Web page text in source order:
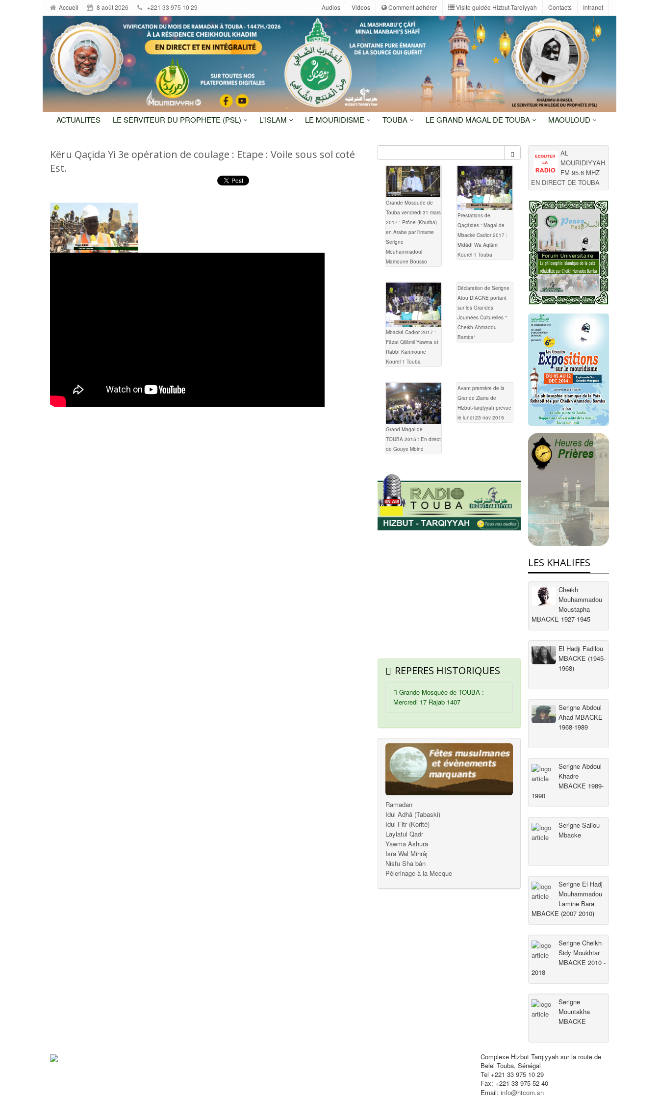
Accueil 8 août 2026 +221 33 975 10 29 Audios Videos Comment adhérer Visite guidée Hizbut-Tarqiyyah Contacts Intranet
ACTUALITES LE SERVITEUR DU PROPHETE (PSL) L'ISLAM LE MOURIDISME TOUBA LE GRAND MAGAL DE TOUBA MAOULOUD
Këru Qaçida Yi 3e opération de coulage : Etape : Voile sous sol coté
Est.
Grande Mosquée de
Touba vendredi 31 mars
2017 : Prône (Khutba)
en Arabe par l’imame
Serigne
Mouhammadoul
Mamoune Bousso
Prestations de
Qaçâides : Magal de
Mbacké Cadior 2017 :
Midâdî Wa Aqlâmî
Kourel 1 Touba
Mbacké Cadior 2017 :
Fâzat Qilâmil Yawma et
Rabbî Karîmoune
Kourel 1 Touba
Déclaration de Serigne
Atou DIAGNE portant
sur les Grandes
Journées Culturelles "
Cheikh Ahmadou
Bamba"
Grand Magal de
TOUBA 2015 : En direct
de Gouye Mbind
Avant première de la
Grande Ziarra de
Hizbut-Tarqiyyah prévue
le lundi 23 nov 2015
REPERES HISTORIQUES
Grande Mosquée de TOUBA :
Mercredi 17 Rajab 1407
Ramadan
Idul Adhâ (Tabaski)
Idul Fitr (Korité)
Laylatul Qadr
Yawma Ashura
Isra Wal Mihrâj
Nisfu Sha bân
Pèlerinage à la Mecque
AL
MOURIDIYYAH
FM 95.6 MHZ
EN DIRECT DE TOUBA
LES KHALIFES
Cheikh
Mouhammadou
Moustapha
MBACKE 1927-1945
El Hadji Fadilou
MBACKE (1945-
1968)
Serigne Abdoul
Ahad MBACKE
1968-1989
Serigne Abdoul
Khadre
MBACKE 1989-
1990
Serigne Saliou
Mbacke
Serigne El Hadj
Mouhammadou
Lamine Bara
MBACKE (2007 2010)
Serigne Cheikh
Sidy Moukhtar
MBACKE 2010 -
2018
Serigne
Mountakha
MBACKE
Complexe Hizbut Tarqiyyah sur la route de
Belel Touba, Sénégal
Tel +221 33 975 10 29
Fax: +221 33 975 52 40
Email: info@htcom.sn